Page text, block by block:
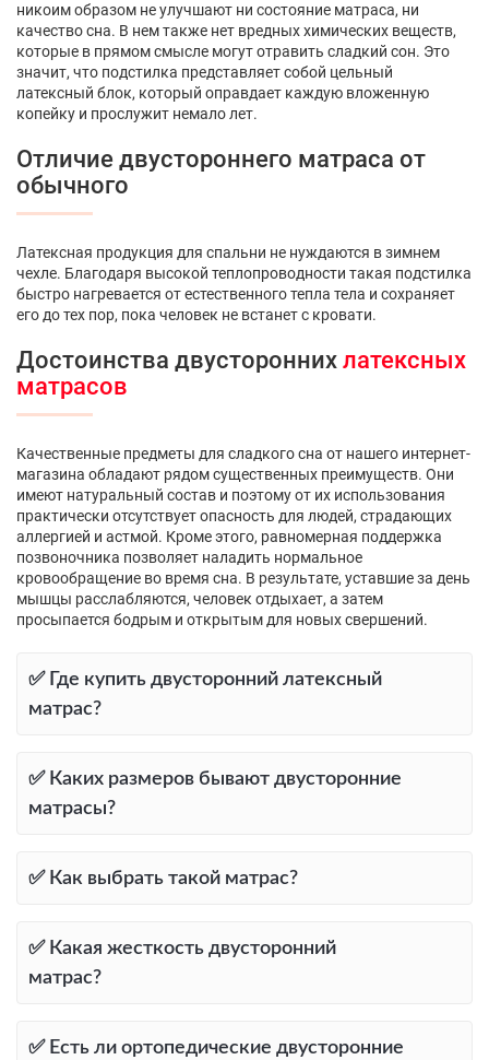
никоим образом не улучшают ни состояние матраса, ни
качество сна. В нем также нет вредных химических веществ,
которые в прямом смысле могут отравить сладкий сон. Это
значит, что подстилка представляет собой цельный
латексный блок, который оправдает каждую вложенную
копейку и прослужит немало лет.
Отличие двустороннего матраса от
обычного
Латексная продукция для спальни не нуждаются в зимнем
чехле. Благодаря высокой теплопроводности такая подстилка
быстро нагревается от естественного тепла тела и сохраняет
его до тех пор, пока человек не встанет с кровати.
Достоинства двусторонних латексных
матрасов
Качественные предметы для сладкого сна от нашего интернет-
магазина обладают рядом существенных преимуществ. Они
имеют натуральный состав и поэтому от их использования
практически отсутствует опасность для людей, страдающих
аллергией и астмой. Кроме этого, равномерная поддержка
позвоночника позволяет наладить нормальное
кровообращение во время сна. В результате, уставшие за день
мышцы расслабляются, человек отдыхает, а затем
просыпается бодрым и открытым для новых свершений.
✅ Где купить двусторонний латексный
матрас?
✅ Каких размеров бывают двусторонние
матрасы?
✅ Как выбрать такой матрас?
✅ Какая жесткость двусторонний
матрас?
✅ Есть ли ортопедические двусторонние